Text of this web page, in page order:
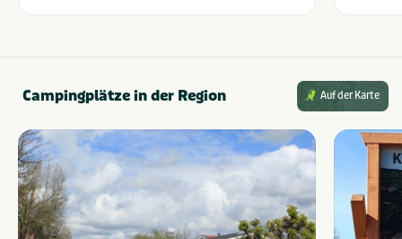
Campingplätze in der Region Auf der Karte